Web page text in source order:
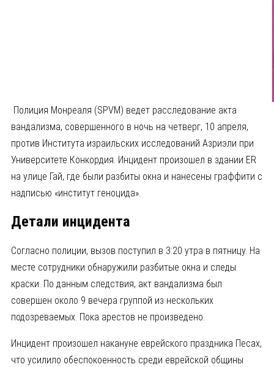
Полиция Монреаля (SPVM) ведет расследование акта
вандализма, совершенного в ночь на четверг, 10 апреля,
против Института израильских исследований Азриэли при
Университете Конкордия. Инцидент произошел в здании ER
на улице Гай, где были разбиты окна и нанесены граффити с
надписью «институт геноцида».
Детали инцидента
Согласно полиции, вызов поступил в 3:20 утра в пятницу. На
месте сотрудники обнаружили разбитые окна и следы
краски. По данным следствия, акт вандализма был
совершен около 9 вечера группой из нескольких
подозреваемых. Пока арестов не произведено.
Инцидент произошел накануне еврейского праздника Песах,
что усилило обеспокоенность среди еврейской общины